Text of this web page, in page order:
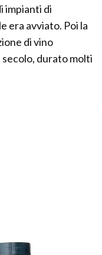
impianti di
era avviato. Poi la
di vino
durato molti